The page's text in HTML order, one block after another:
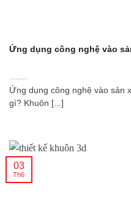
Ứng dụng công nghệ vào
Ứng dụng công nghệ vào sản
gì? Khuôn [...]
03
Th6